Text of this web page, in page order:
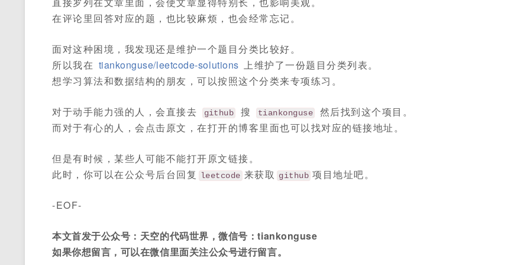
在评论里回答对应的题，也比较麻烦，也会经常忘记。
面对这种困境，我发现还是维护一个题目分类比较好。
所以我在 tiankonguse/leetcode-solutions 上维护了一份题目分类列表。
想学习算法和数据结构的朋友，可以按照这个分类来专项练习。
对于动手能力强的人，会直接去 github 搜 tiankonguse
然后找到这个项目。
而对于有心的人，会点击原文，在打开的博客里面也可以找对应的链接地址。
但是有时候，某些人可能不能打开原文链接。
此时，你可以在公众号后台回复
leetcode 来获取 github 项目地址吧。
-EOF-
本文首发于公众号：天空的代码世界，微信号：tiankonguse
如果你想留言，可以在微信里面关注公众号进行留言。